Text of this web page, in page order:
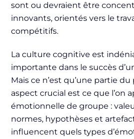
sont ou devraient être
innovants, orientés vers le
compétitifs.
La culture cognitive est
importante dans le succès
Mais ce n’est qu’une partie du
aspect crucial est ce que l’on
émotionnelle de groupe :
normes, hypothèses et
influencent quels types